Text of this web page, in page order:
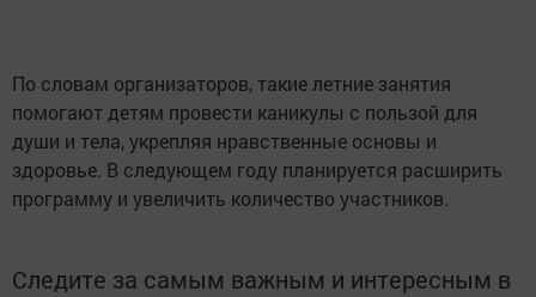
По словам организаторов, такие летние занятия
помогают детям провести каникулы с пользой для
души и тела, укрепляя нравственные основы и
здоровье. В следующем году планируется расширить
программу и увеличить количество участников.
Следите за самым важным и интересным в